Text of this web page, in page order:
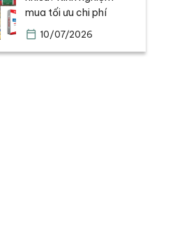
mua tối ưu chi phí
10/07/2026